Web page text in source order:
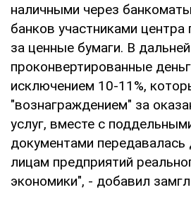
наличными через
банков участниками
за ценные бумаги. В
проконвертированные
исключением 10-11%,
"вознаграждением" за
услуг, вместе с
документами
лицам предприятий
экономики", - добавил